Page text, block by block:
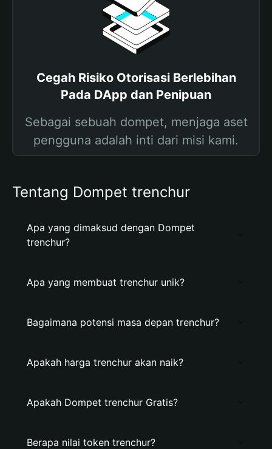
Cegah Risiko Otorisasi Berlebihan
Pada DApp dan Penipuan
Sebagai sebuah dompet, menjaga aset
pengguna adalah inti dari misi kami.
Tentang Dompet trenchur
Apa yang dimaksud dengan Dompet
trenchur?
Apa yang membuat trenchur unik?
Bagaimana potensi masa depan trenchur?
Apakah harga trenchur akan naik?
Apakah Dompet trenchur Gratis?
Berapa nilai token trenchur?